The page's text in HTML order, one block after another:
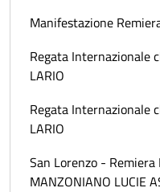
Manifestazione
Regata Internazionale
LARIO
Regata Internazionale
LARIO
San Lorenzo - Remiera
MANZONIANO LUCIE